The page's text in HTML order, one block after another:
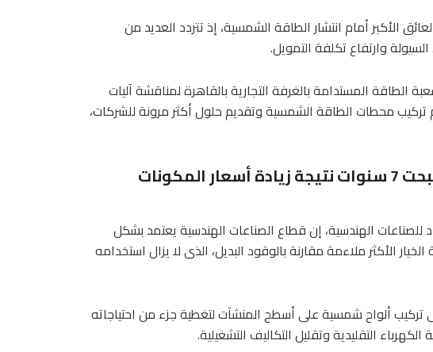
الأكبر أمام انتشار الطاقة الشمسية، إذ تتردد العديد من
وارتفاع تكلفة التمويل.
الطاقة المستدامة بالغرفة التجارية بالقاهرة لمناقشة آليات
محطات الطاقة الشمسية وتقديم حلول أكثر مرونة للشركات،
«الصياد»: فترة استرداد التكلفة أصبحت 7 سنوات نتيجة زيادة أسعار المكونات
الهندسية، إن قطاع الصناعات الهندسية يعتمد بشكل
الأكثر ملاءمة مقارنة بالوقود البديل، الذى لا يزال استخدامه
تركيب ألواح شمسية على أسطح المنشآت لتغطية جزء من احتياجاته
التقليدية وتقليل التكاليف التشغيلية.